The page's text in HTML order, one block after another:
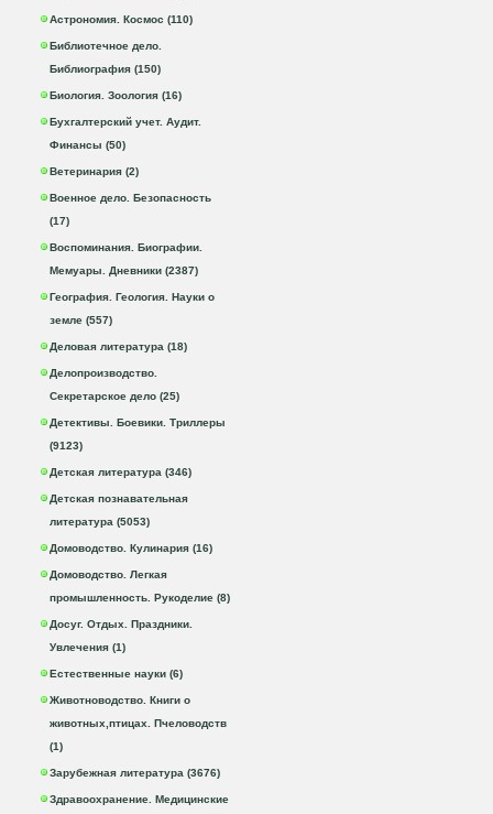
Астрономия. Космос (110)
Библиотечное дело.
Библиография (150)
Биология. Зоология (16)
Бухгалтерский учет. Аудит.
Финансы (50)
Ветеринария (2)
Военное дело. Безопасность
(17)
Воспоминания. Биографии.
Мемуары. Дневники (2387)
География. Геология. Науки о
земле (557)
Деловая литература (18)
Делопроизводство.
Секретарское дело (25)
Детективы. Боевики. Триллеры
(9123)
Детская литература (346)
Детская познавательная
литература (5053)
Домоводство. Кулинария (16)
Домоводство. Легкая
промышленность. Рукоделие (8)
Досуг. Отдых. Праздники.
Увлечения (1)
Естественные науки (6)
Животноводство. Книги о
животных,птицах. Пчеловодств
(1)
Зарубежная литература (3676)
Здравоохранение. Медицинские